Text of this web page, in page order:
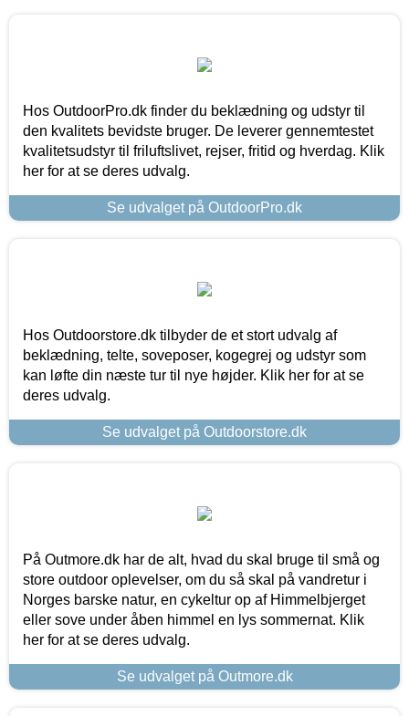
Hos OutdoorPro.dk finder du beklædning og udstyr til
den kvalitets bevidste bruger. De leverer gennemtestet
kvalitetsudstyr til friluftslivet, rejser, fritid og hverdag. Klik
her for at se deres udvalg.
Se udvalget på OutdoorPro.dk
Hos Outdoorstore.dk tilbyder de et stort udvalg af
beklædning, telte, soveposer, kogegrej og udstyr som
kan løfte din næste tur til nye højder. Klik her for at se
deres udvalg.
Se udvalget på Outdoorstore.dk
På Outmore.dk har de alt, hvad du skal bruge til små og
store outdoor oplevelser, om du så skal på vandretur i
Norges barske natur, en cykeltur op af Himmelbjerget
eller sove under åben himmel en lys sommernat. Klik
her for at se deres udvalg.
Se udvalget på Outmore.dk